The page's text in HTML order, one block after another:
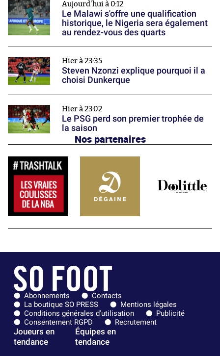
Aujourd'hui à 0:12
Le Malawi s'offre une qualification
historique, le Nigeria sera également
au rendez-vous des quarts
Hier à 23:35
Steven Nzonzi explique pourquoi il a
choisi Dunkerque
Hier à 23:02
Le PSG perd son premier trophée de
la saison
Nos partenaires
Abonnements
Contacts
La boutique SO PRESS
Mentions légales
Conditions générales d'utilisation
Publicité
Consentement RGPD
Recrutement
Joueurs en
tendance
Équipes en
tendance